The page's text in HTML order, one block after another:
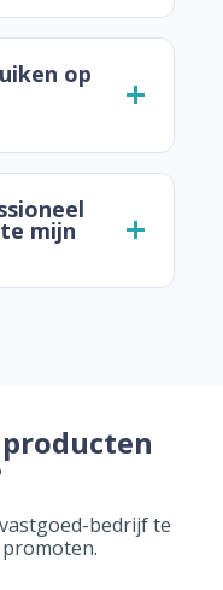
op
mijn
bedrijf te